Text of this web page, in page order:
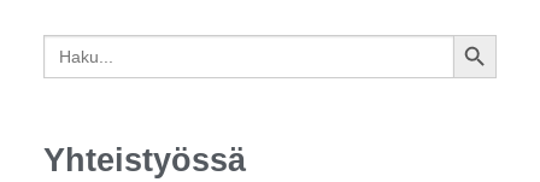
Search
for:
SEARCH
Yhteistyössä